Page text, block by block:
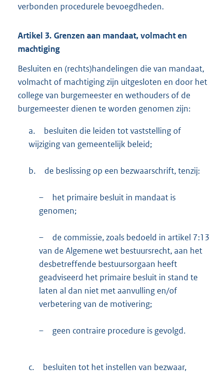
verbonden procedurele bevoegdheden.
Artikel 3. Grenzen aan mandaat, volmacht en
machtiging
Besluiten en (rechts)handelingen die van mandaat,
volmacht of machtiging zijn uitgesloten en door het
college van burgemeester en wethouders of de
burgemeester dienen te worden genomen zijn:
a.
besluiten die leiden tot vaststelling of
wijziging van gemeentelijk beleid;
b. de beslissing op een bezwaarschrift, tenzij:
–
het primaire besluit in mandaat is
genomen;
–
de commissie, zoals bedoeld in artikel 7:13
van de Algemene wet bestuursrecht, aan het
desbetreffende bestuursorgaan heeft
geadviseerd het primaire besluit in stand te
laten al dan niet met aanvulling en/of
verbetering van de motivering;
– geen contraire procedure is gevolgd.
c.
besluiten tot het instellen van bezwaar,